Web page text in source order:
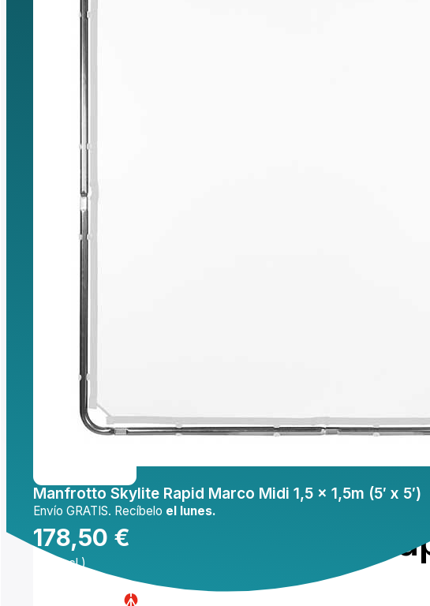
Saltar al contenido principal
Manfrotto Skylite Rapid Marco Midi 1,5 x 1,5m (5′ x 5′)
Envío GRATIS. Recíbelo el lunes.
178,50 €
(IVA incl.)
Inicio/Iluminación Accesorios de iluminación Manfrotto
Manfrotto Skylite